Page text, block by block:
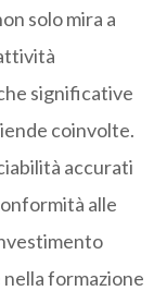
solo mira a
significative
coinvolte.
accurati
alle
formazione